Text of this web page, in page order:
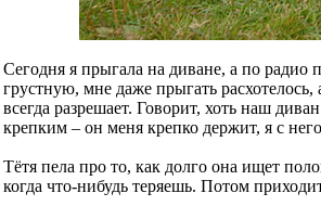
Сегодня я прыгала на диване, а по радио
грустную, мне даже прыгать
всегда разрешает. Говорит, хоть наш
крепким – он меня крепко держит, я с
Тётя пела про то, как долго она ищет
когда что-нибудь теряешь. Потом